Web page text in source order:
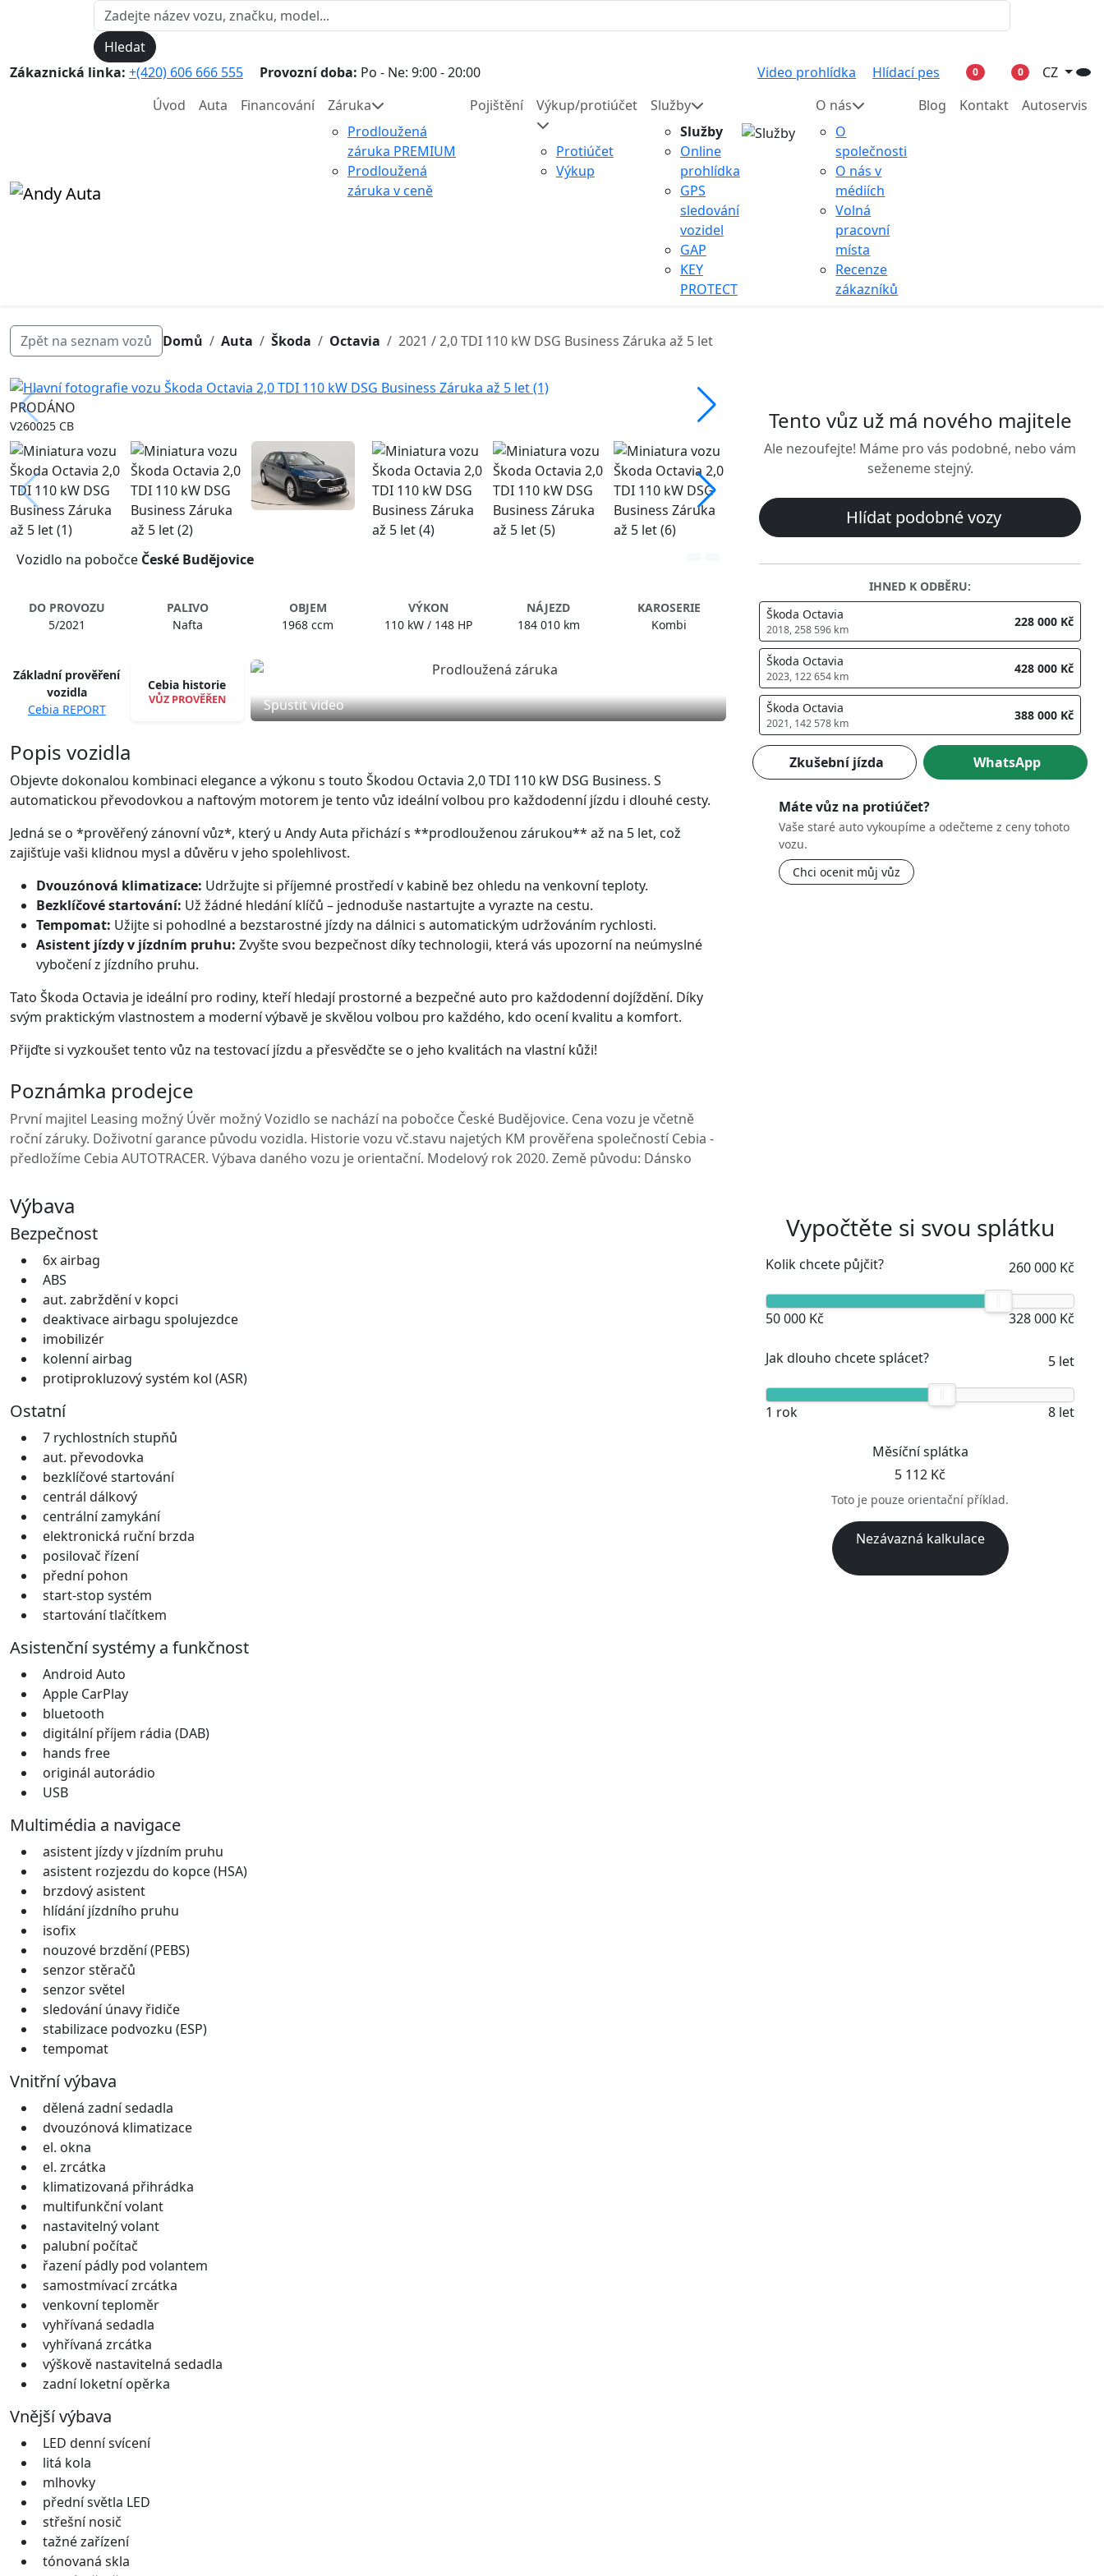
Hledat
Zákaznická linka: +(420) 606 666 555 Provozní doba: Po - Ne: 9:00 - 20:00 Video prohlídka Hlídací pes 0 0
CZ
Úvod
Auta Financování
Záruka
Prodloužená
záruka PREMIUM
Prodloužená
záruka v ceně
Pojištění Výkup/protiúčet
Protiúčet
Výkup
Služby
Služby
Online
prohlídka
GPS
sledování
vozidel
GAP
KEY
PROTECT
O nás
O
společnosti
O nás v
médiích
Volná
pracovní
místa
Recenze
zákazníků
Blog Kontakt Autoservis
Zpět na seznam vozů Domů Auta Škoda Octavia 2021 / 2,0 TDI 110 kW DSG Business Záruka až 5 let
Tento vůz už má nového majitele
Ale nezoufejte! Máme pro vás podobné, nebo vám
seženeme stejný.
Hlídat podobné vozy
IHNED K ODBĚRU:
Škoda Octavia
2018, 258 596 km
228 000 Kč
Škoda Octavia
2023, 122 654 km
428 000 Kč
Škoda Octavia
2021, 142 578 km
388 000 Kč
Zkušební jízda WhatsApp
Máte vůz na protiúčet?
Vaše staré auto vykoupíme a odečteme z ceny tohoto
vozu.
Chci ocenit můj vůz
PRODÁNO
V260025 CB
Vozidlo na pobočce České Budějovice
DO PROVOZU
5/2021
PALIVO
Nafta
OBJEM
1968 ccm
VÝKON
110 kW / 148 HP
NÁJEZD
184 010 km
KAROSERIE
Kombi
Základní prověření
vozidla
Cebia REPORT
Cebia historie
VŮZ PROVĚŘEN Spustit video
Popis vozidla
Objevte dokonalou kombinaci elegance a výkonu s touto Škodou Octavia 2,0 TDI 110 kW DSG Business. S
automatickou převodovkou a naftovým motorem je tento vůz ideální volbou pro každodenní jízdu i dlouhé cesty.
Jedná se o *prověřený zánovní vůz*, který u Andy Auta přichází s **prodlouženou zárukou** až na 5 let, což
zajišťuje vaši klidnou mysl a důvěru v jeho spolehlivost.
Dvouzónová klimatizace: Udržujte si příjemné prostředí v kabině bez ohledu na venkovní teploty.
Bezklíčové startování: Už žádné hledání klíčů – jednoduše nastartujte a vyrazte na cestu.
Tempomat: Užijte si pohodlné a bezstarostné jízdy na dálnici s automatickým udržováním rychlosti.
Asistent jízdy v jízdním pruhu: Zvyšte svou bezpečnost díky technologii, která vás upozorní na neúmyslné
vybočení z jízdního pruhu.
Tato Škoda Octavia je ideální pro rodiny, kteří hledají prostorné a bezpečné auto pro každodenní dojíždění. Díky
svým praktickým vlastnostem a moderní výbavě je skvělou volbou pro každého, kdo ocení kvalitu a komfort.
Přijďte si vyzkoušet tento vůz na testovací jízdu a přesvědčte se o jeho kvalitách na vlastní kůži!
Poznámka prodejce
První majitel Leasing možný Úvěr možný Vozidlo se nachází na pobočce České Budějovice. Cena vozu je včetně
roční záruky. Doživotní garance původu vozidla. Historie vozu vč.stavu najetých KM prověřena společností Cebia -
předložíme Cebia AUTOTRACER. Výbava daného vozu je orientační. Modelový rok 2020. Země původu: Dánsko
Výbava
Bezpečnost
6x airbag
ABS
aut. zabrždění v kopci
deaktivace airbagu spolujezdce
imobilizér
kolenní airbag
protiprokluzový systém kol (ASR)
Ostatní
7 rychlostních stupňů
aut. převodovka
bezklíčové startování
centrál dálkový
centrální zamykání
elektronická ruční brzda
posilovač řízení
přední pohon
start-stop systém
startování tlačítkem
Asistenční systémy a funkčnost
Android Auto
Apple CarPlay
bluetooth
digitální příjem rádia (DAB)
hands free
originál autorádio
USB
Multimédia a navigace
asistent jízdy v jízdním pruhu
asistent rozjezdu do kopce (HSA)
brzdový asistent
hlídání jízdního pruhu
isofix
nouzové brzdění (PEBS)
senzor stěračů
senzor světel
sledování únavy řidiče
stabilizace podvozku (ESP)
tempomat
Vnitřní výbava
dělená zadní sedadla
dvouzónová klimatizace
el. okna
el. zrcátka
klimatizovaná přihrádka
multifunkční volant
nastavitelný volant
palubní počítač
řazení pádly pod volantem
samostmívací zrcátka
venkovní teploměr
vyhřívaná sedadla
vyhřívaná zrcátka
výškově nastavitelná sedadla
zadní loketní opěrka
Vnější výbava
LED denní svícení
litá kola
mlhovky
přední světla LED
střešní nosič
tažné zařízení
tónovaná skla
Vypočtěte si svou splátku
Kolik chcete půjčit? 260 000 Kč
50 000 Kč 328 000 Kč
Jak dlouho chcete splácet? 5 let
1 rok 8 let
Měsíční splátka
5 112 Kč
Toto je pouze orientační příklad.
Nezávazná kalkulace